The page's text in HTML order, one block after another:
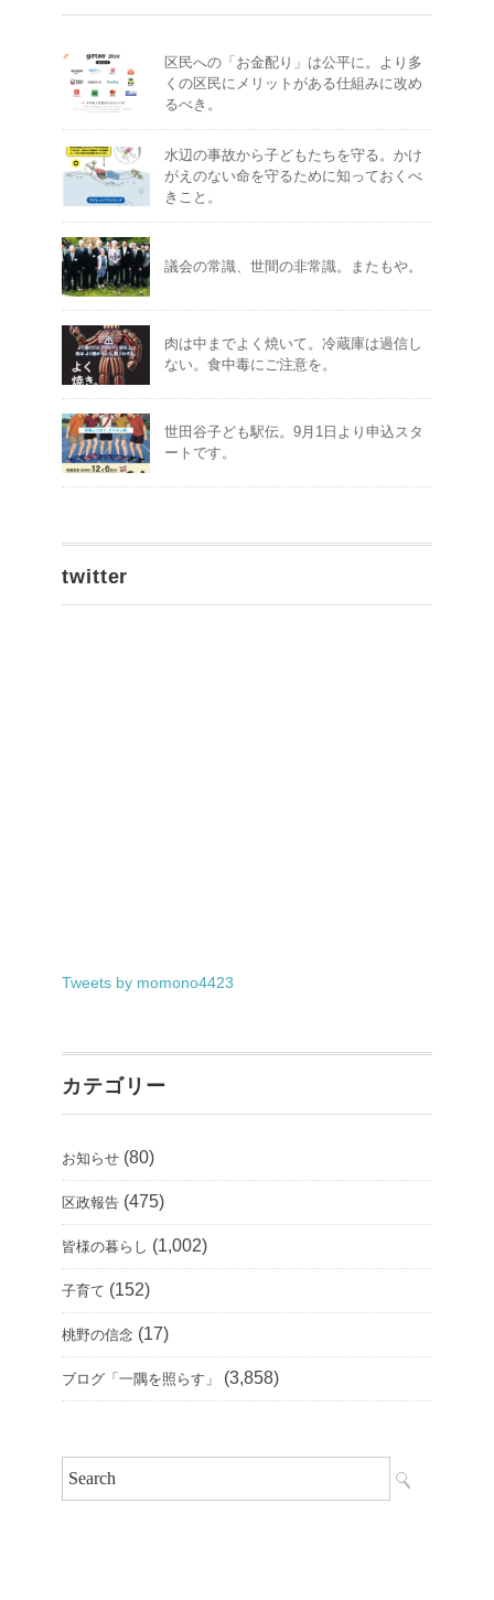
区民への「お金配り」は公平に。より多
くの区民にメリットがある仕組みに改め
るべき。
水辺の事故から子どもたちを守る。かけ
がえのない命を守るために知っておくべ
きこと。
議会の常識、世間の非常識。またもや。
肉は中までよく焼いて。冷蔵庫は過信し
ない。食中毒にご注意を。
世田谷子ども駅伝。9月1日より申込スタ
ートです。
twitter
Tweets by momono4423
カテゴリー
お知らせ (80)
区政報告 (475)
皆様の暮らし (1,002)
子育て (152)
桃野の信念 (17)
ブログ「一隅を照らす」 (3,858)